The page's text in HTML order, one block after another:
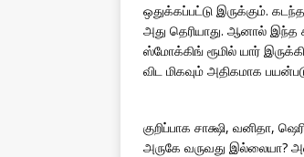
ஒதுக்கப்பட்டு இருக்கும்.
அது தெரியாது. ஆனால்
ஸ்மோக்கிங் ரூமில் யார்
விட மிகவும் அதிகமாக
குறிப்பாக சாக்ஷி, வனிதா,
அருகே வருவது இல்லையா?